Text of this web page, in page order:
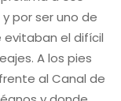
por ser uno de
evitaban el difícil
A los pies
al Canal de